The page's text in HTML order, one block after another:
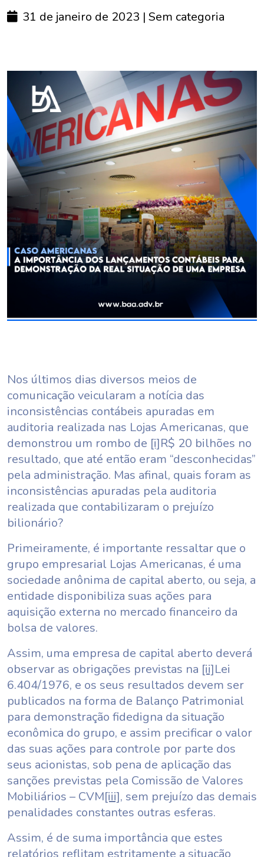
31 de janeiro de 2023 | Sem categoria
Nos últimos dias diversos meios de
comunicação veicularam a notícia das
inconsistências contábeis apuradas em
auditoria realizada nas Lojas Americanas, que
demonstrou um rombo de [i]R$ 20 bilhões no
resultado, que até então eram “desconhecidas”
pela administração. Mas afinal, quais foram as
inconsistências apuradas pela auditoria
realizada que contabilizaram o prejuízo
bilionário?
Primeiramente, é importante ressaltar que o
grupo empresarial Lojas Americanas, é uma
sociedade anônima de capital aberto, ou seja, a
entidade disponibiliza suas ações para
aquisição externa no mercado financeiro da
bolsa de valores.
Assim, uma empresa de capital aberto deverá
observar as obrigações previstas na [ii]Lei
6.404/1976, e os seus resultados devem ser
publicados na forma de Balanço Patrimonial
para demonstração fidedigna da situação
econômica do grupo, e assim precificar o valor
das suas ações para controle por parte dos
seus acionistas, sob pena de aplicação das
sanções previstas pela Comissão de Valores
Mobiliários – CVM[iii], sem prejuízo das demais
penalidades constantes outras esferas.
Assim, é de suma importância que estes
relatórios reflitam estritamente a situação